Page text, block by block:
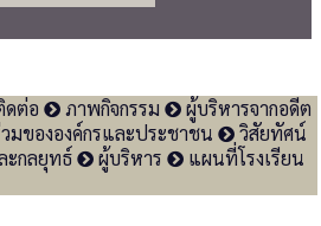
ดต่อ ภาพกิจกรรม
ผู้บริหารจากอดีต
มขององค์กรและประชาชน
วิสัยทัศน์
ะกลยุทธ์ ผู้บริหาร
แผนที่โรงเรียน